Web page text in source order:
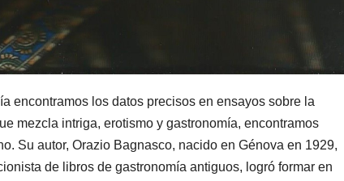
encontramos los datos precisos en ensayos sobre la
mezcla intriga, erotismo y gastronomía, encontramos
Su autor, Orazio Bagnasco, nacido en Génova en 1929,
de libros de gastronomía antiguos, logró formar en